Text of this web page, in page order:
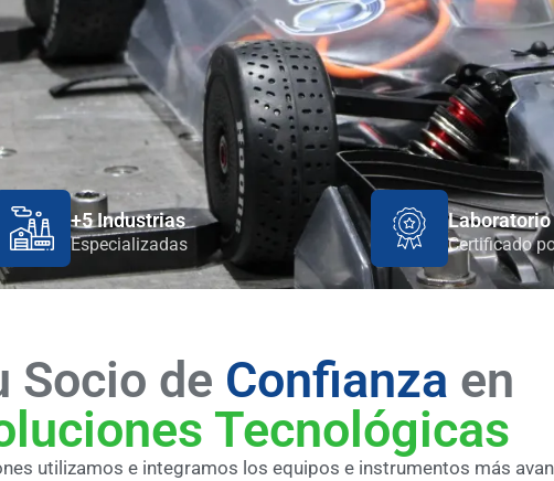
+5 Industrias
Especializadas Certificado
Socio de Confianza en
Tecnológicas
utilizamos e integramos los equipos e instrumentos más